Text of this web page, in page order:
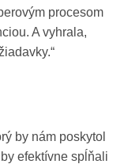
procesom
A vyhrala,
by nám poskytol
efektívne spĺňali